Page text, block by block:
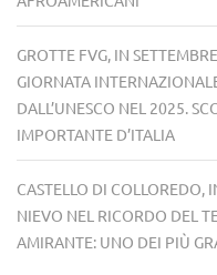
GROTTE FVG, IN
GIORNATA
DALL’UNESCO NEL 2025.
IMPORTANTE D’ITALIA
CASTELLO DI COLLOREDO,
NIEVO NEL RICORDO DEL
AMIRANTE: UNO DEI PIÙ